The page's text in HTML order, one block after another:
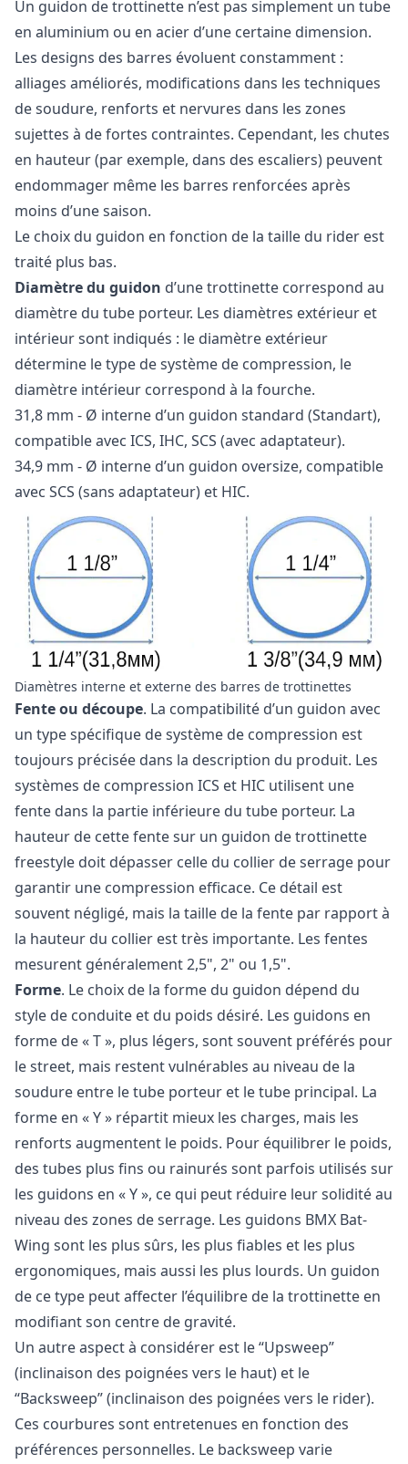
Un guidon de trottinette n’est pas simplement un tube
en aluminium ou en acier d’une certaine dimension.
Les designs des barres évoluent constamment :
alliages améliorés, modifications dans les techniques
de soudure, renforts et nervures dans les zones
sujettes à de fortes contraintes. Cependant, les chutes
en hauteur (par exemple, dans des escaliers) peuvent
endommager même les barres renforcées après
moins d’une saison.
Le choix du guidon en fonction de la taille du rider est
traité plus bas.
Diamètre du guidon d’une trottinette correspond au
diamètre du tube porteur. Les diamètres extérieur et
intérieur sont indiqués : le diamètre extérieur
détermine le type de système de compression, le
diamètre intérieur correspond à la fourche.
31,8 mm - Ø interne d’un guidon standard (Standart),
compatible avec ICS, IHC, SCS (avec adaptateur).
34,9 mm - Ø interne d’un guidon oversize, compatible
avec SCS (sans adaptateur) et HIC.
Diamètres interne et externe des barres de trottinettes
Fente ou découpe. La compatibilité d’un guidon avec
un type spécifique de système de compression est
toujours précisée dans la description du produit. Les
systèmes de compression ICS et HIC utilisent une
fente dans la partie inférieure du tube porteur. La
hauteur de cette fente sur un guidon de trottinette
freestyle doit dépasser celle du collier de serrage pour
garantir une compression efficace. Ce détail est
souvent négligé, mais la taille de la fente par rapport à
la hauteur du collier est très importante. Les fentes
mesurent généralement 2,5", 2" ou 1,5".
Forme. Le choix de la forme du guidon dépend du
style de conduite et du poids désiré. Les guidons en
forme de « T », plus légers, sont souvent préférés pour
le street, mais restent vulnérables au niveau de la
soudure entre le tube porteur et le tube principal. La
forme en « Y » répartit mieux les charges, mais les
renforts augmentent le poids. Pour équilibrer le poids,
des tubes plus fins ou rainurés sont parfois utilisés sur
les guidons en « Y », ce qui peut réduire leur solidité au
niveau des zones de serrage. Les guidons BMX Bat-
Wing sont les plus sûrs, les plus fiables et les plus
ergonomiques, mais aussi les plus lourds. Un guidon
de ce type peut affecter l’équilibre de la trottinette en
modifiant son centre de gravité.
Un autre aspect à considérer est le “Upsweep”
(inclinaison des poignées vers le haut) et le
“Backsweep” (inclinaison des poignées vers le rider).
Ces courbures sont entretenues en fonction des
préférences personnelles. Le backsweep varie